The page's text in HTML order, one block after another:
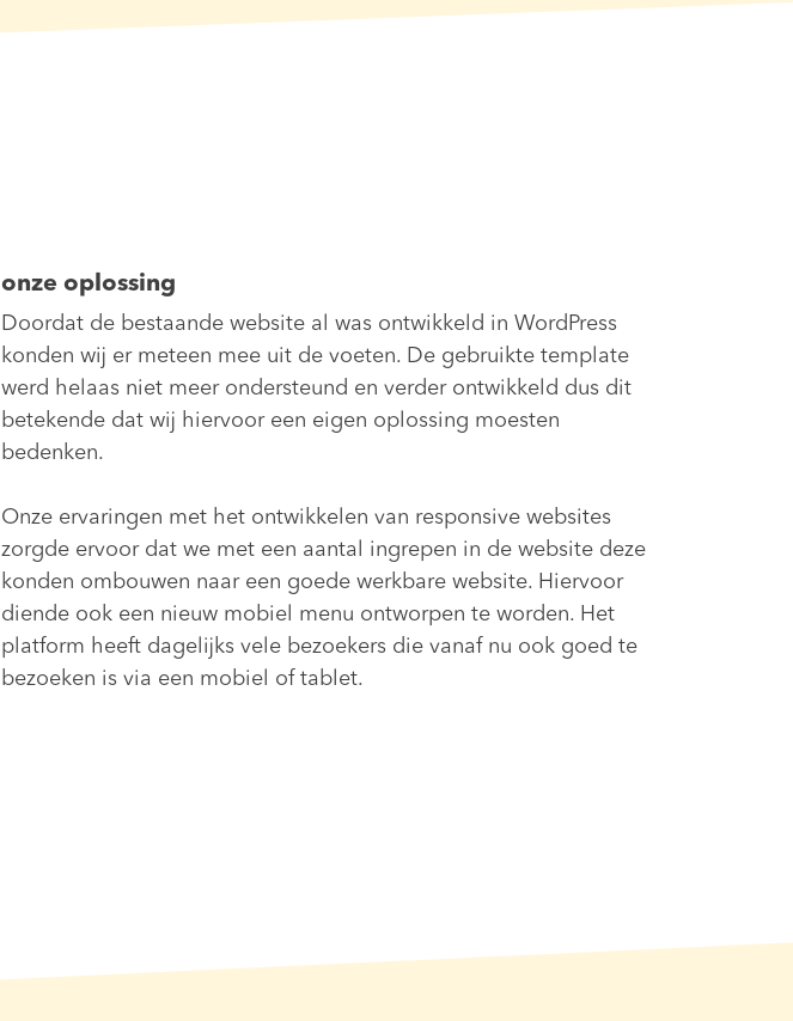
onze oplossing
Doordat de bestaande website al was ontwikkeld in WordPress
konden wij er meteen mee uit de voeten. De gebruikte template
werd helaas niet meer ondersteund en verder ontwikkeld dus dit
betekende dat wij hiervoor een eigen oplossing moesten
bedenken.
Onze ervaringen met het ontwikkelen van responsive websites
zorgde ervoor dat we met een aantal ingrepen in de website deze
konden ombouwen naar een goede werkbare website. Hiervoor
diende ook een nieuw mobiel menu ontworpen te worden. Het
platform heeft dagelijks vele bezoekers die vanaf nu ook goed te
bezoeken is via een mobiel of tablet.